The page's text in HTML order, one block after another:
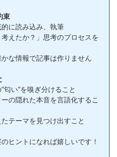
束
的に読み込み、執筆
考えたか？」思考のプロセスを
かな情報で記事は作りません
匂い”を嗅ぎ分けること
ーの隠れた本音を言語化するこ
たテーマを見つけ出すこと
ヒントになれば嬉しいです！